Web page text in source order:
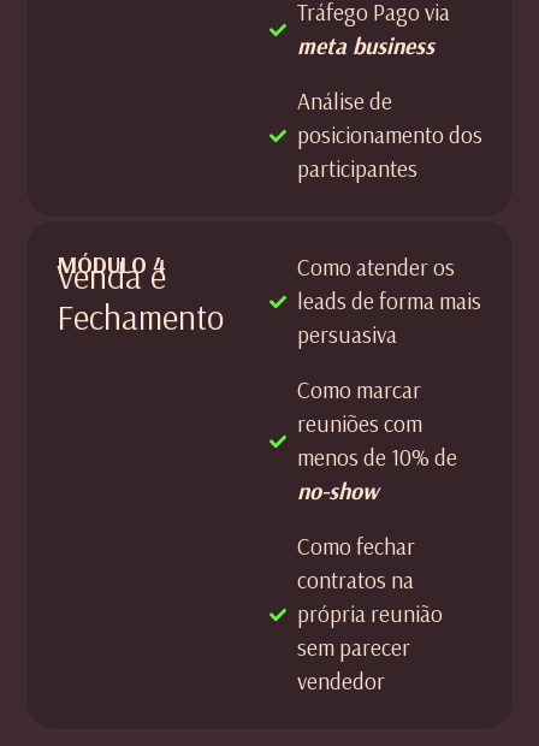
Tráfego Pago via
meta business
Análise de
posicionamento dos
participantes
MÓDULO 4
Venda e
Fechamento
Como atender os
leads de forma mais
persuasiva
Como marcar
reuniões com
menos de 10% de
no-show
Como fechar
contratos na
própria reunião
sem parecer
vendedor